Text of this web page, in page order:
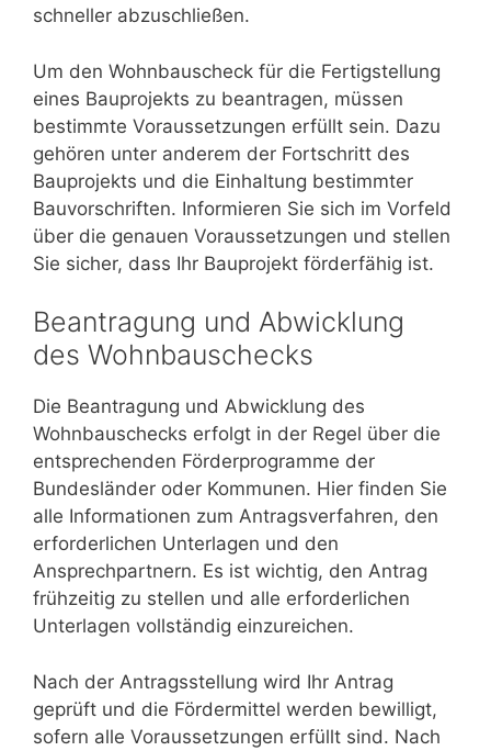
schneller abzuschließen.
Um den Wohnbauscheck für die Fertigstellung
eines Bauprojekts zu beantragen, müssen
bestimmte Voraussetzungen erfüllt sein. Dazu
gehören unter anderem der Fortschritt des
Bauprojekts und die Einhaltung bestimmter
Bauvorschriften. Informieren Sie sich im Vorfeld
über die genauen Voraussetzungen und stellen
Sie sicher, dass Ihr Bauprojekt förderfähig ist.
Beantragung und Abwicklung
des Wohnbauschecks
Die Beantragung und Abwicklung des
Wohnbauschecks erfolgt in der Regel über die
entsprechenden Förderprogramme der
Bundesländer oder Kommunen. Hier finden Sie
alle Informationen zum Antragsverfahren, den
erforderlichen Unterlagen und den
Ansprechpartnern. Es ist wichtig, den Antrag
frühzeitig zu stellen und alle erforderlichen
Unterlagen vollständig einzureichen.
Nach der Antragsstellung wird Ihr Antrag
geprüft und die Fördermittel werden bewilligt,
sofern alle Voraussetzungen erfüllt sind. Nach